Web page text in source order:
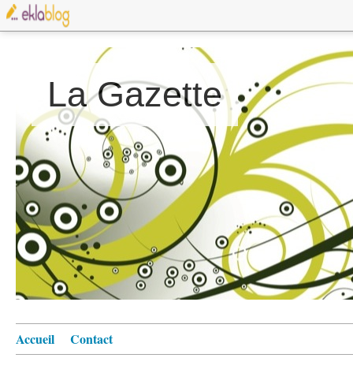
La Gazette
Accueil Contact